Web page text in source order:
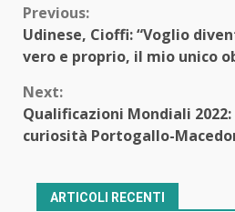
Continue
Reading
Previous:
Udinese, Cioffi: “Voglio
vero e proprio, il mio unico
Next:
Qualificazioni Mondiali
curiosità Portogallo-
ARTICOLI RECENTI